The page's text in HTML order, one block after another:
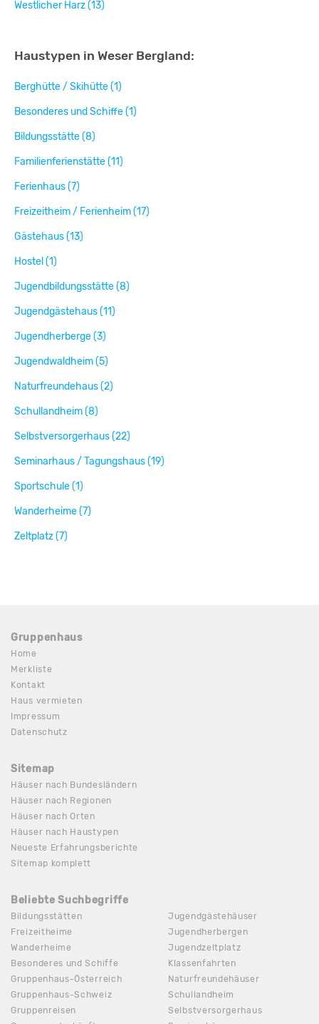
Westlicher Harz (13)
Haustypen in Weser Bergland:
Berghütte / Skihütte (1)
Besonderes und Schiffe (1)
Bildungsstätte (8)
Familienferienstätte (11)
Ferienhaus (7)
Freizeitheim / Ferienheim (17)
Gästehaus (13)
Hostel (1)
Jugendbildungsstätte (8)
Jugendgästehaus (11)
Jugendherberge (3)
Jugendwaldheim (5)
Naturfreundehaus (2)
Schullandheim (8)
Selbstversorgerhaus (22)
Seminarhaus / Tagungshaus (19)
Sportschule (1)
Wanderheime (7)
Zeltplatz (7)
Gruppenhaus
Home
Merkliste
Kontakt
Haus vermieten
Impressum
Datenschutz
Sitemap
Häuser nach Bundesländern
Häuser nach Regionen
Häuser nach Orten
Häuser nach Haustypen
Neueste Erfahrungsberichte
Sitemap komplett
Beliebte Suchbegriffe
Bildungsstätten
Freizeitheime
Wanderheime
Besonderes und Schiffe
Gruppenhaus-Österreich
Gruppenhaus-Schweiz
Gruppenreisen
Jugendgästehäuser
Jugendherbergen
Jugendzeltplatz
Klassenfahrten
Naturfreundehäuser
Schullandheim
Selbstversorgerhaus